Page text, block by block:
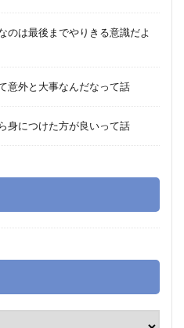
のは最後までやりきる意識だよ
意外と大事なんだなって話
身につけた方が良いって話